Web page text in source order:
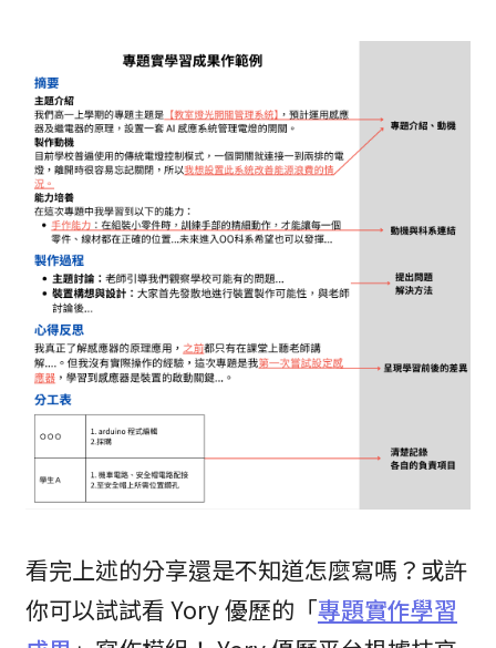
看完上述的分享還是不知道怎麼寫嗎？或許
你可以試試看 Yory 優歷的「專題實作學習